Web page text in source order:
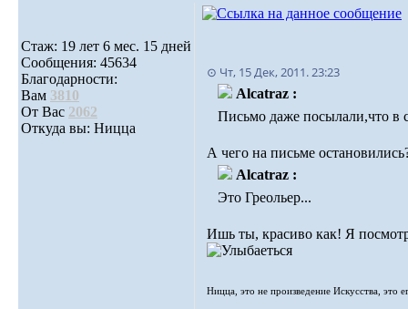
Стаж: 19 лет 6 мес. 15 дней
Сообщения: 45634
Благодарности:
Вам 3810
От Вас 2062
Откуда вы: Ницца
⊙ Чт, 15 Дек, 2011. 23:23
Alcatraz :
Письмо даже посылали,что в
А чего на письме
Alcatraz :
Это Греольер...
Ишь ты, красиво как! Я
Ницца, это не произведение Искусства, это